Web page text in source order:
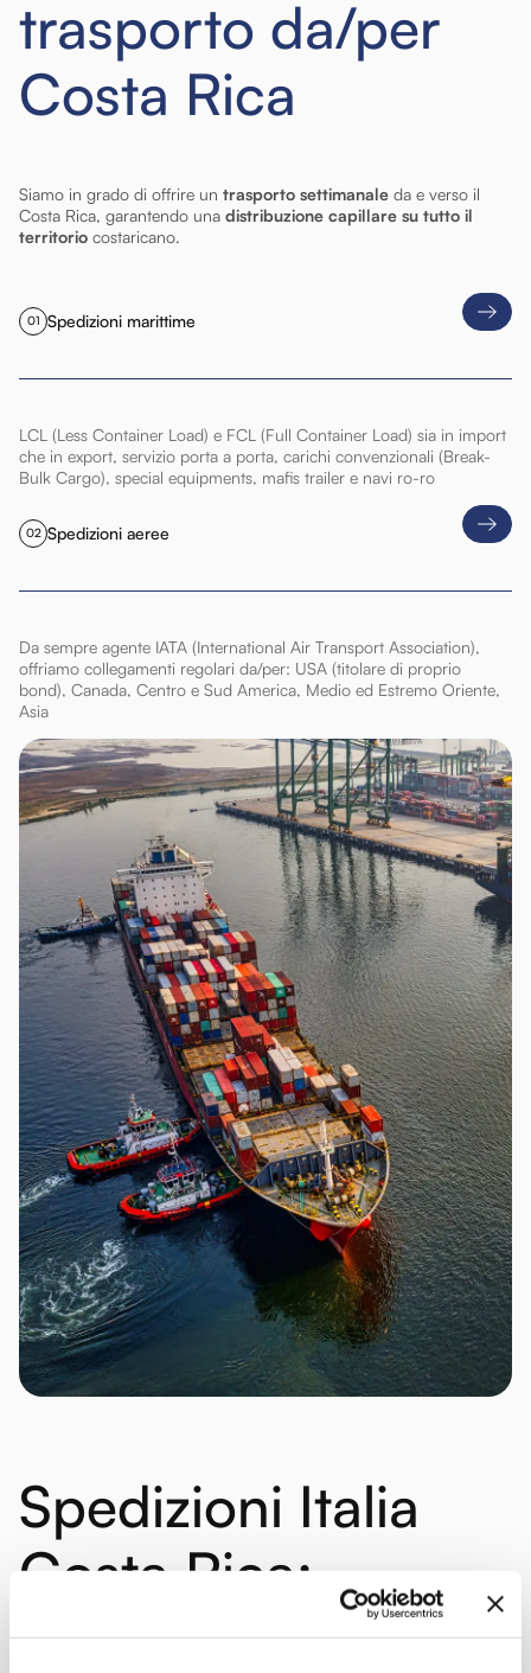
trasporto da/per
Costa Rica
Siamo in grado di offrire un trasporto settimanale da e verso il
Costa Rica, garantendo una distribuzione capillare su tutto il
territorio costaricano.
01 Spedizioni marittime
LCL (Less Container Load) e FCL (Full Container Load) sia in import
che in export, servizio porta a porta, carichi convenzionali (Break-
Bulk Cargo), special equipments, mafis trailer e navi ro-ro
02 Spedizioni aeree
Da sempre agente IATA (International Air Transport Association),
offriamo collegamenti regolari da/per: USA (titolare di proprio
bond), Canada, Centro e Sud America, Medio ed Estremo Oriente,
Asia
Spedizioni Italia
Costa Rica:
ivantaggi